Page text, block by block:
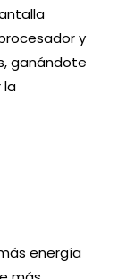
y
ganándote
la
energía